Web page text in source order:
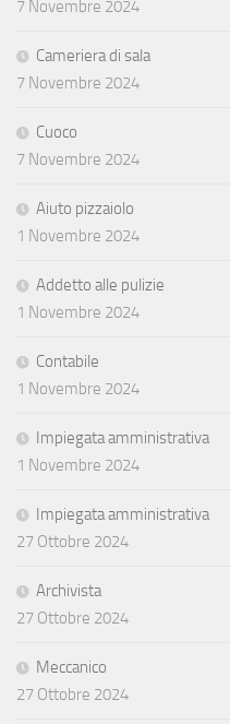
7 Novembre 2024
Cameriera di sala
7 Novembre 2024
Cuoco
7 Novembre 2024
Aiuto pizzaiolo
1 Novembre 2024
Addetto alle pulizie
1 Novembre 2024
Contabile
1 Novembre 2024
Impiegata amministrativa
1 Novembre 2024
Impiegata amministrativa
27 Ottobre 2024
Archivista
27 Ottobre 2024
Meccanico
27 Ottobre 2024